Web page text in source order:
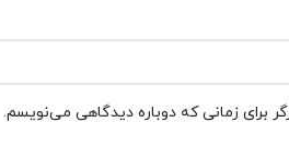
برای زمانی که دوباره دیدگاهی می‌نویسم.